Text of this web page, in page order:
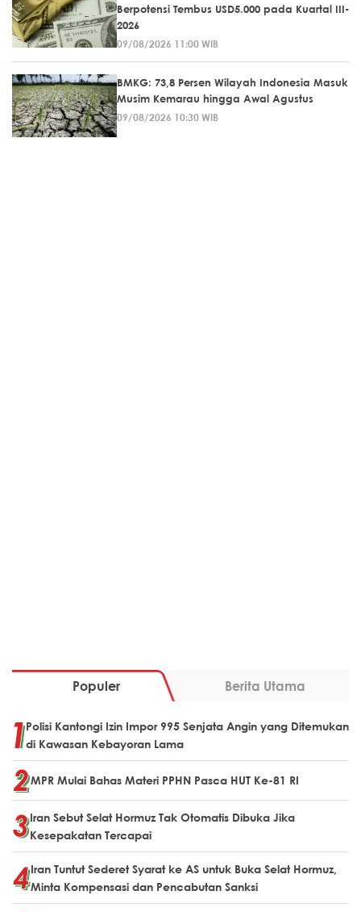
Berpotensi Tembus USD5.000 pada Kuartal III-
2026
09/08/2026 11:00 WIB
BMKG: 73,8 Persen Wilayah Indonesia Masuk
Musim Kemarau hingga Awal Agustus
09/08/2026 10:30 WIB
Populer Berita Utama
Polisi Kantongi Izin Impor 995 Senjata Angin yang Ditemukan
di Kawasan Kebayoran Lama
MPR Mulai Bahas Materi PPHN Pasca HUT Ke-81 RI
Iran Sebut Selat Hormuz Tak Otomatis Dibuka Jika
Kesepakatan Tercapai
Iran Tuntut Sederet Syarat ke AS untuk Buka Selat Hormuz,
Minta Kompensasi dan Pencabutan Sanksi